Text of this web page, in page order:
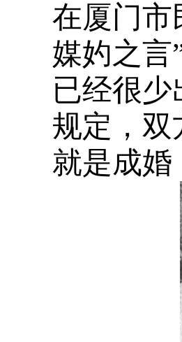
在厦门市
媒妁之言
已经很
规定，双
就是成婚